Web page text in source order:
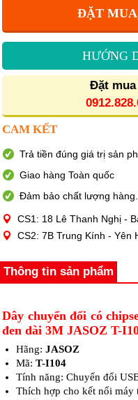
ĐẶT
HƯỚNG
Đặt
CAM KẾT
Trả tiền đúng giá trị sản
Giao hàng Toàn quốc
Đảm bảo chất lượng
CS1: 18 Lê Thanh Nghị -
CS2: 7B Trung Kính - Yên
Thông tin sản phẩm
Dây chuyển đổi có
đen dài 3M JASOZ T-
Hãng: JASOZ
Mã: T-I104
Tính năng: Chuyển đổi
Thích hợp cho kết nối máy